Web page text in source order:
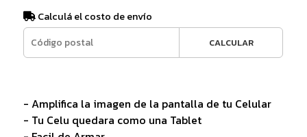
Calculá el costo de envío
CALCULAR
- Amplifica la imagen de la pantalla de tu Celular
- Tu Celu quedara como una Tablet